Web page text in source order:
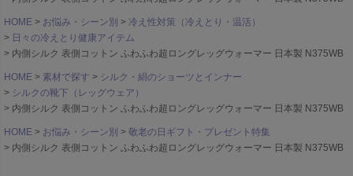
HOME お悩み・シーン別
冷え性対策（冷えとり・温活）
日々の冷えとり健康アイテム
内側シルク 表側コットン ふわふわ超ロングレッグウォーマー 日本製 N375WB
HOME 素材で探す
シルク・絹のショーツとインナー
シルクの靴下（レッグウェア）
内側シルク 表側コットン ふわふわ超ロングレッグウォーマー 日本製 N375WB
HOME お悩み・シーン別
敬老の日ギフト・プレゼント特集
内側シルク 表側コットン ふわふわ超ロングレッグウォーマー 日本製 N375WB